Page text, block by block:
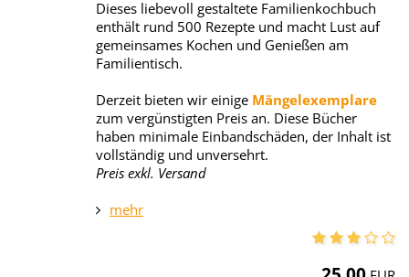
Dieses liebevoll gestaltete Familienkochbuch
enthält rund 500 Rezepte und macht Lust auf
gemeinsames Kochen und Genießen am
Familientisch.
Derzeit bieten wir einige Mängelexemplare
zum vergünstigten Preis an. Diese Bücher
haben minimale Einbandschäden, der Inhalt ist
vollständig und unversehrt.
Preis exkl. Versand
mehr